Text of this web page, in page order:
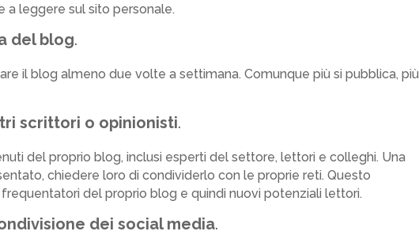
a leggere sul sito personale.
del blog.
il blog almeno due volte a settimana. Comunque più si pubblica, più
scrittori o opinionisti.
del proprio blog, inclusi esperti del settore, lettori e colleghi. Una
chiedere loro di condividerlo con le proprie reti. Questo
del proprio blog e quindi nuovi potenziali lettori.
dei social media.